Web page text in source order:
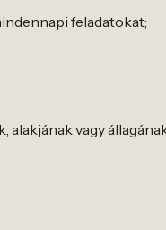
feladatokat;
vagy